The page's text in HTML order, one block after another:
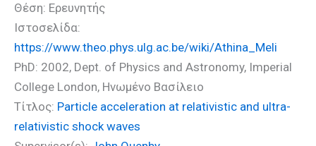
Θέση: Ερευνητής
Ιστοσελίδα:
https://www.theo.phys.ulg.ac.be/wiki/Athina_Meli
PhD: 2002, Dept. of Physics and Astronomy, Imperial
College London, Ηνωμένο Βασίλειο
Τίτλος: Particle acceleration at relativistic and ultra-
relativistic shock waves